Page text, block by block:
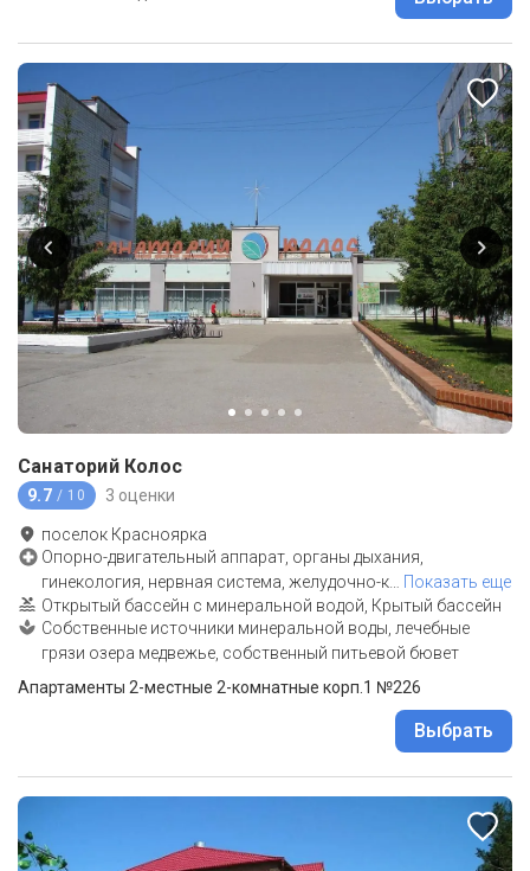
Санаторий Колос
9.7 / 10 3 оценки
поселок Красноярка
Опорно-двигательный аппарат, органы дыхания,
гинекология, нервная система, желудочно-к
Показать еще
Открытый бассейн с минеральной водой, Крытый бассейн
Собственные источники минеральной воды, лечебные
грязи озера медвежье, собственный питьевой бювет
Апартаменты 2-местные 2-комнатные корп.1 №226
Выбрать